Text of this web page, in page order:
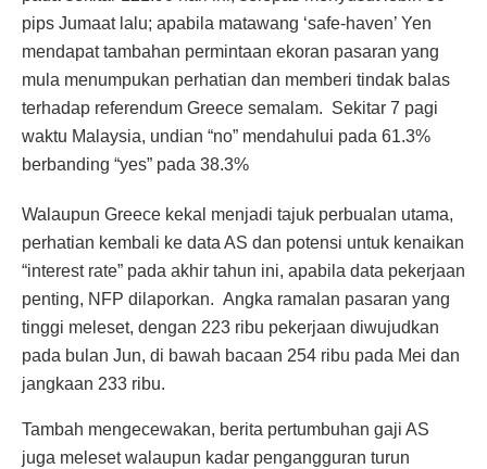
pips Jumaat lalu; apabila matawang ‘safe-haven’ Yen
mendapat tambahan permintaan ekoran pasaran yang
mula menumpukan perhatian dan memberi tindak balas
terhadap referendum Greece semalam. Sekitar 7 pagi
waktu Malaysia, undian “no” mendahului pada 61.3%
berbanding “yes” pada 38.3%
Walaupun Greece kekal menjadi tajuk perbualan utama,
perhatian kembali ke data AS dan potensi untuk kenaikan
“interest rate” pada akhir tahun ini, apabila data pekerjaan
penting, NFP dilaporkan. Angka ramalan pasaran yang
tinggi meleset, dengan 223 ribu pekerjaan diwujudkan
pada bulan Jun, di bawah bacaan 254 ribu pada Mei dan
jangkaan 233 ribu.
Tambah mengecewakan, berita pertumbuhan gaji AS
juga meleset walaupun kadar pengangguran turun